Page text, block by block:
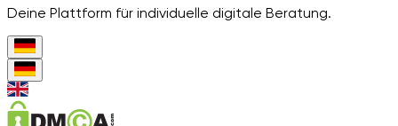
Deine Plattform für individuelle digitale Beratung.